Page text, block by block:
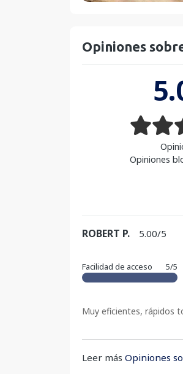
Opiniones
Opiniones
ROBERT P. 5.00/5
Facilidad de acceso 5/5
Muy eficientes, rápidos
Leer más Opiniones